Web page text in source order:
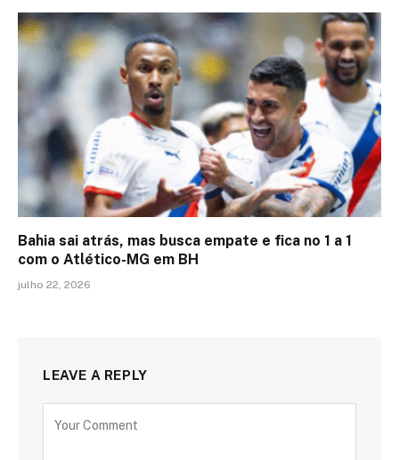
Bahia sai atrás, mas busca empate e fica no 1 a 1
com o Atlético-MG em BH
julho 22, 2026
LEAVE A REPLY